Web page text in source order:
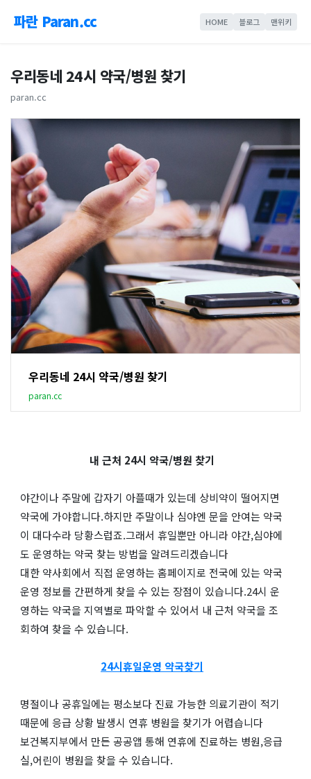
파란 Paran.cc HOME 블로그 맨위키
우리동네 24시 약국/병원 찾기
paran.cc
우리동네 24시 약국/병원 찾기
paran.cc
내 근처 24시 약국/병원 찾기
야간이나 주말에 갑자기 아플때가 있는데 상비약이 떨어지면
약국에 가야합니다.하지만 주말이나 심야엔 문을 안여는 약국
이 대다수라 당황스럽죠.그래서 휴일뿐만 아니라 야간,심야에
도 운영하는 약국 찾는 방법을 알려드리겠습니다
대한 약사회에서 직접 운영하는 홈페이지로 전국에 있는 약국
운영 정보를 간편하게 찾을 수 있는 장점이 있습니다.24시 운
영하는 약국을 지역별로 파악할 수 있어서 내 근처 약국을 조
회하여 찾을 수 있습니다.
24시휴일운영 약국찾기
명절이나 공휴일에는 평소보다 진료 가능한 의료기관이 적기
때문에 응급 상황 발생시 연휴 병원을 찾기가 어렵습니다
보건복지부에서 만든 공공앱 통해 연휴에 진료하는 병원,응급
실,어린이 병원을 찾을 수 있습니다.